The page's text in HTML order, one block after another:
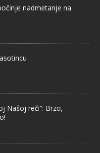
nadmetanje na
Našoj reči”: Brzo,